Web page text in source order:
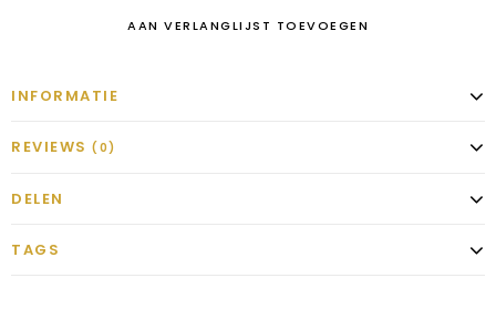
AAN VERLANGLIJST TOEVOEGEN
INFORMATIE
REVIEWS (0)
DELEN
TAGS